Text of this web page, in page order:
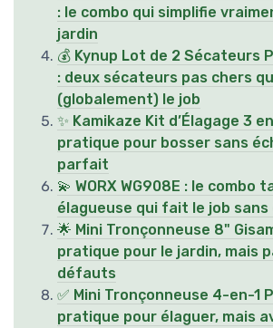
: le combo qui simplifie
jardin
💰 Kynup Lot de 2 Sécateurs
: deux sécateurs pas chers
(globalement) le job
✨ Kamikaze Kit d’Élagage 3
pratique pour bosser sans
parfait
💫 WORX WG908E : le combo
élagueuse qui fait le job
🌟 Mini Tronçonneuse 8"
pratique pour le jardin, mais
défauts
✅ Mini Tronçonneuse 4-en-1
pratique pour élaguer, mais